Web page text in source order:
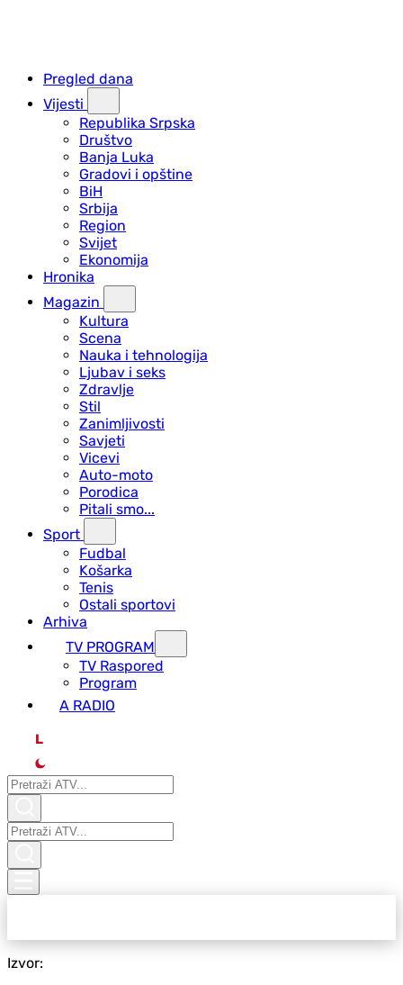
Pregled dana
Vijesti
Republika Srpska
Društvo
Banja Luka
Gradovi i opštine
BiH
Srbija
Region
Svijet
Ekonomija
Hronika
Magazin
Kultura
Scena
Nauka i tehnologija
Ljubav i seks
Zdravlje
Stil
Zanimljivosti
Savjeti
Vicevi
Auto-moto
Porodica
Pitali smo...
Sport
Fudbal
Košarka
Tenis
Ostali sportovi
Arhiva
TV PROGRAM
ТV Raspored
Program
A RADIO
L
Izvor: